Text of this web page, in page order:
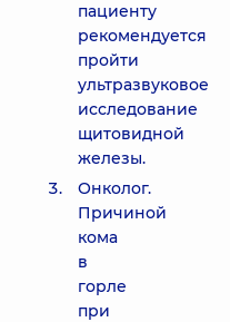
пациенту
рекомендуется
пройти
ультразвуковое
исследование
щитовидной
железы.
Онколог.
Причиной
кома
в
горле
при